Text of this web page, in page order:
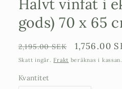
Halvt vinfat i
gods) 70 x 65
Ordinarie
pris
2,195.00 SEK 1,756.00
Skatt ingår.Frakt beräknas i kassan.
Kvantitet